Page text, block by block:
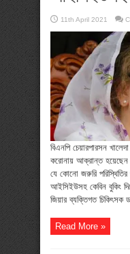
11th April 2021
বিএনপি চেয়ারপারসন
করোনায় আক্রান্ত
যে কোনো জরুরি
আইসিইউসহ কেবিন বুকিং
জিয়ার ব্যক্তিগত চিকিৎসক
Read More »